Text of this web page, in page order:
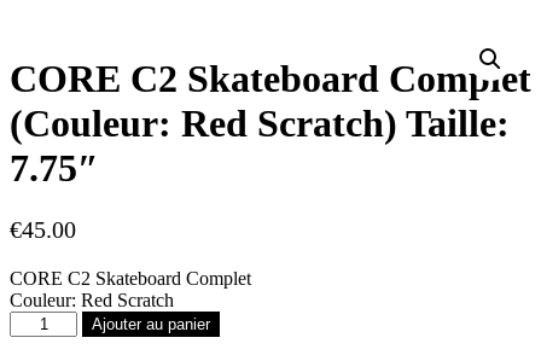
CORE C2 Skateboard Complet
(Couleur: Red Scratch) Taille:
7.75″
€45.00
CORE C2 Skateboard Complet
Couleur: Red Scratch
quantité
de
Ajouter au panier